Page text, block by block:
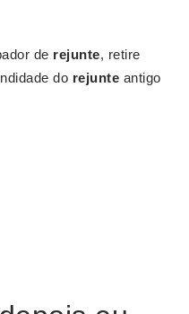
de rejunte, retire
do rejunte antigo